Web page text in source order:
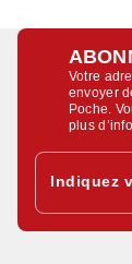
Votre
envoyer
Poche.
plus
Indiquez